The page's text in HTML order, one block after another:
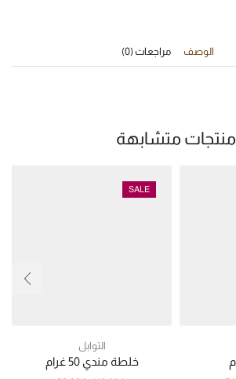
الوصف مراجعات (0)
منتجات متشابهة
SALE
التوابل
خلطة مندي 50 غرام